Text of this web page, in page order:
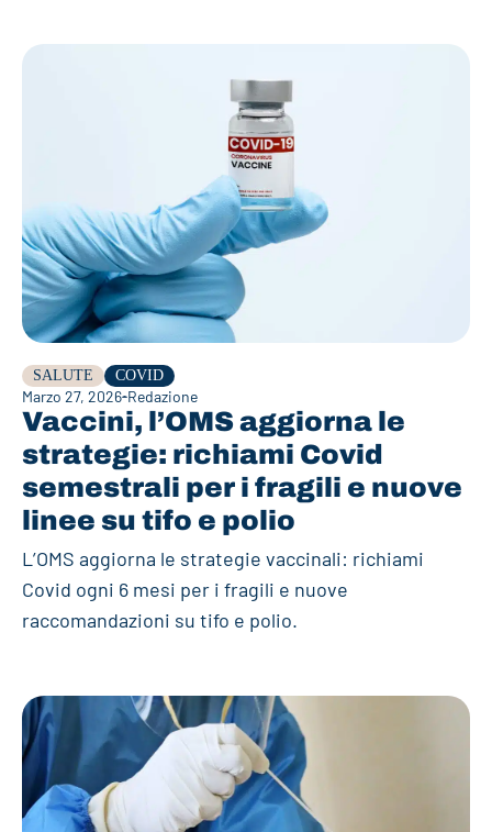
SALUTE COVID
Marzo 27, 2026 Redazione
Vaccini, l’OMS aggiorna le
strategie: richiami Covid
semestrali per i fragili e nuove
linee su tifo e polio
L’OMS aggiorna le strategie vaccinali: richiami
Covid ogni 6 mesi per i fragili e nuove
raccomandazioni su tifo e polio.